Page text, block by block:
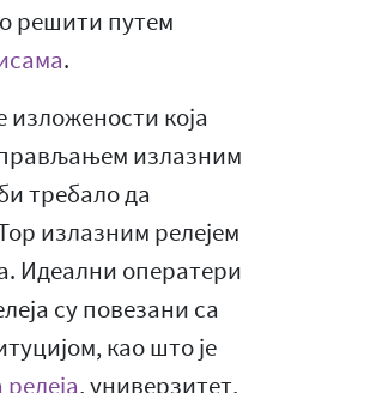
решити путем
.
изложености која
излазним
требало да
излазним релејем
Идеални оператери
су повезани са
као што је
, универзитет,